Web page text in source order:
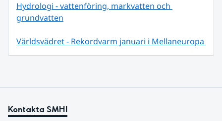
Hydrologi - vattenföring, markvatten och
grundvatten
Kontakta SMHI